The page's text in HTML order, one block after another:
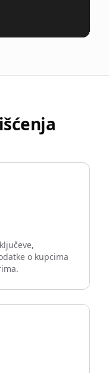
o kupcima